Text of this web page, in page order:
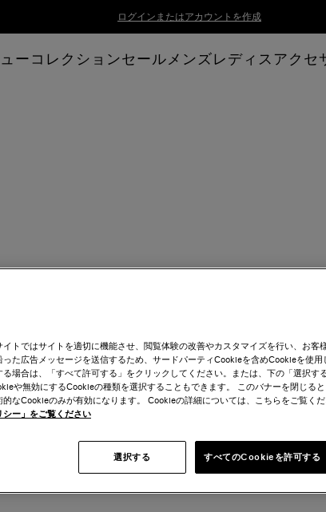
ログインまたはアカウントを作成
ーコレクションセールメンズレディスアクセ
イトではサイトを適切に機能させ、閲覧体験の改善やカスタマイズを行い、お客
った広告メッセージを送信するため、サードパーティCookieを含めCookieを使
る場合は、「すべて許可する」をクリックしてください。または、下の「選択す
や無効にするCookieの種類を選択することもできます。 このバナーを閉じる
的なCookieのみが有効になります。 Cookieの詳細については、こちらをご覧く
シー」をご覧ください
選択する すべてのCookieを許可する